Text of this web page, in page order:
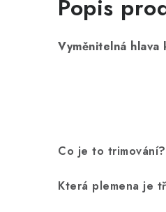
Popis
Vyměnitelná hlava
Co je to trimování?
Která plemena je